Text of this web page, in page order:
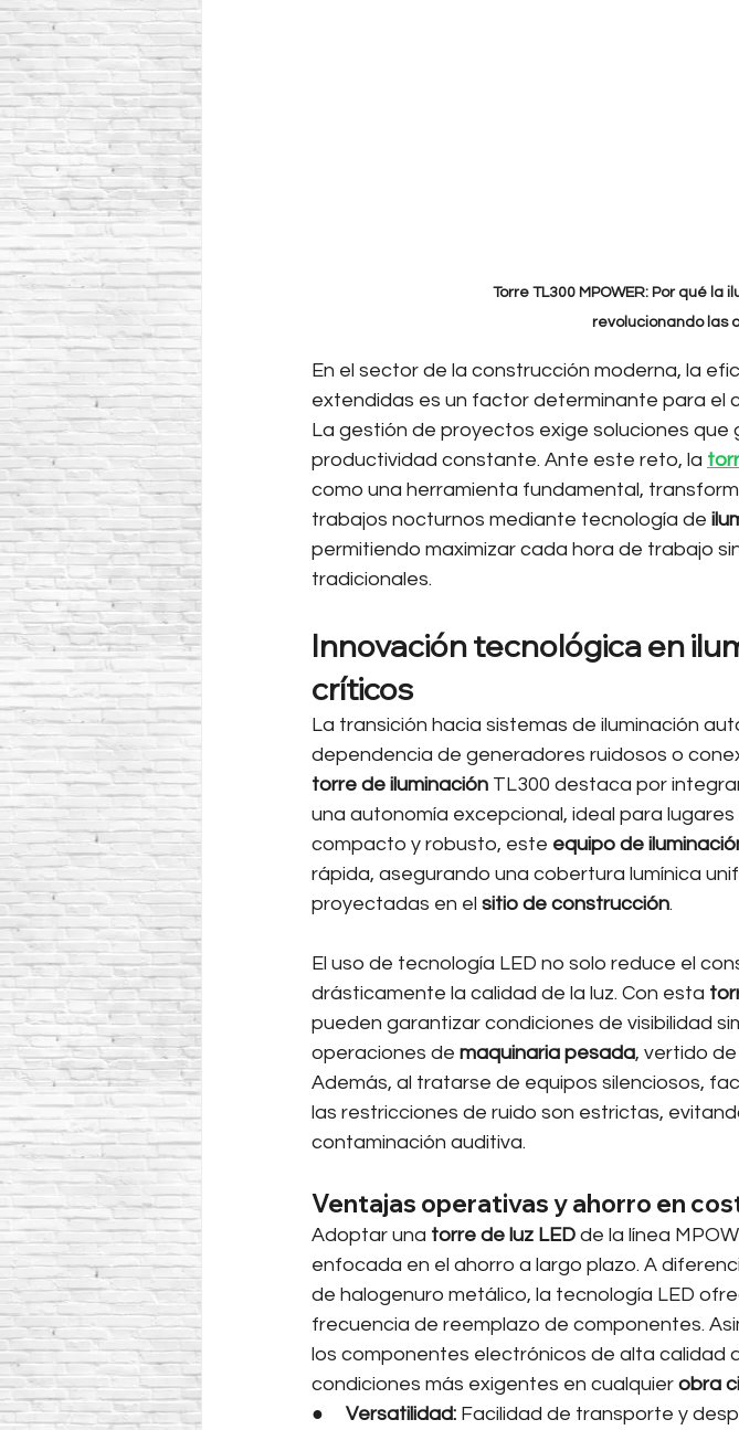
Torre TL300 MPOWER: Por qué la
revolucionando las
En el sector de la construcción moderna, la
extendidas es un factor determinante para el
La gestión de proyectos exige soluciones que
productividad constante. Ante este reto, la
como una herramienta fundamental,
trabajos nocturnos mediante tecnología de
permitiendo maximizar cada hora de trabajo
tradicionales.
Innovación tecnológica en
críticos
La transición hacia sistemas de iluminación
dependencia de generadores ruidosos o
torre de iluminación TL300 destaca por
una autonomía excepcional, ideal para
compacto y robusto, este equipo de
rápida, asegurando una cobertura lumínica
proyectadas en el sitio de construcción.
El uso de tecnología LED no solo reduce el
drásticamente la calidad de la luz. Con esta
pueden garantizar condiciones de visibilidad
operaciones de maquinaria pesada, vertido
Además, al tratarse de equipos silenciosos,
las restricciones de ruido son estrictas,
contaminación auditiva.
Ventajas operativas y ahorro en
Adoptar una torre de luz LED de la línea
enfocada en el ahorro a largo plazo. A
de halogenuro metálico, la tecnología LED
frecuencia de reemplazo de componentes.
los componentes electrónicos de alta calidad
condiciones más exigentes en cualquier obra
● Versatilidad: Facilidad de transporte y